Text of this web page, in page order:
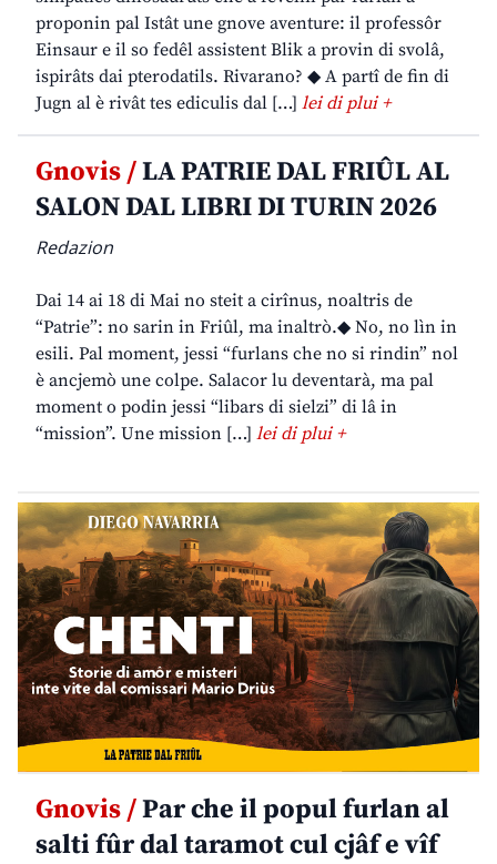
proponin pal Istât une gnove aventure: il professôr
Einsaur e il so fedêl assistent Blik a provin di svolâ,
ispirâts dai pterodatils. Rivarano? ◆ A partî de fin di
Jugn al è rivât tes ediculis dal […] lei di plui +
Gnovis /LA PATRIE DAL FRIÛL AL
SALON DAL LIBRI DI TURIN 2026
Redazion
Dai 14 ai 18 di Mai no steit a cirînus, noaltris de
“Patrie”: no sarin in Friûl, ma inaltrò.◆ No, no lìn in
esili. Pal moment, jessi “furlans che no si rindin” nol
è ancjemò une colpe. Salacor lu deventarà, ma pal
moment o podin jessi “libars di sielzi” di lâ in
“mission”. Une mission […] lei di plui +
Gnovis /Par che il popul furlan al
salti fûr dal taramot cul cjâf e vîf